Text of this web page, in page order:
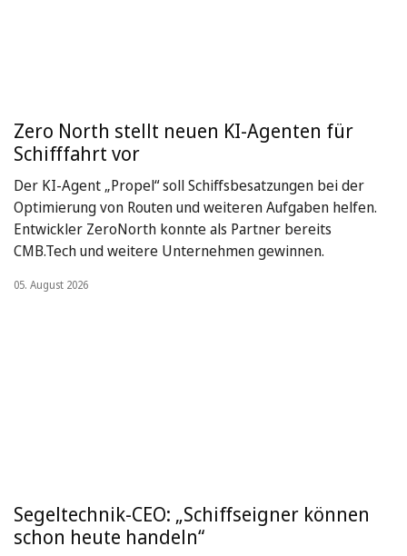
Zero North stellt neuen KI-Agenten für
Schifffahrt vor
Der KI-Agent „Propel“ soll Schiffsbesatzungen bei der
Optimierung von Routen und weiteren Aufgaben helfen.
Entwickler ZeroNorth konnte als Partner bereits
CMB.Tech und weitere Unternehmen gewinnen.
05. August 2026
Segeltechnik-CEO: „Schiffseigner können
schon heute handeln“